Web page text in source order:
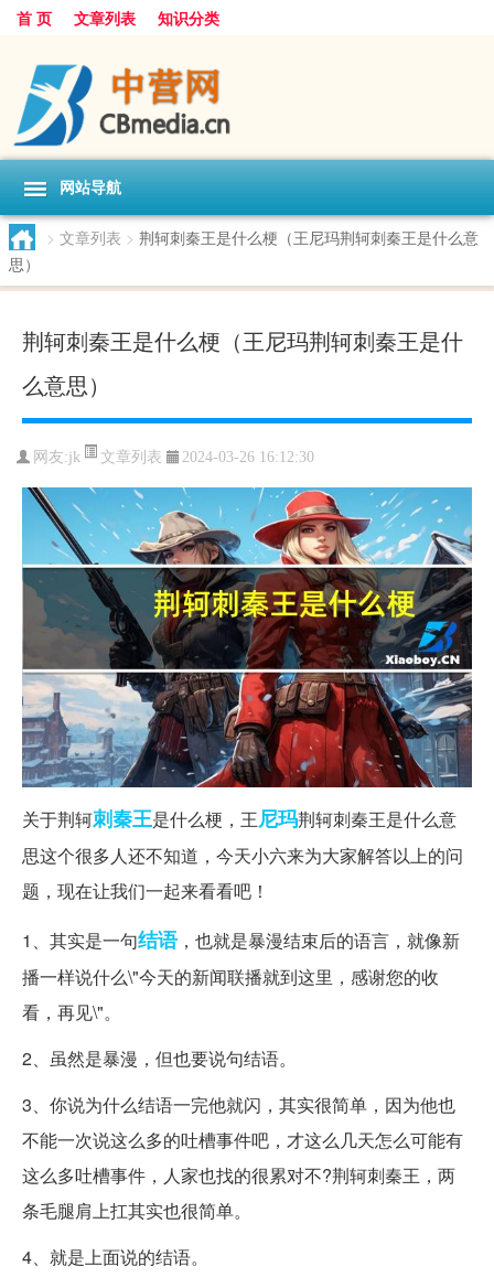
首 页 文章列表 知识分类
网站导航
> 文章列表 > 荆轲刺秦王是什么梗（王尼玛荆轲刺秦王是什么意
思）
荆轲刺秦王是什么梗（王尼玛荆轲刺秦王是什
么意思）
网友:jk 文章列表 2024-03-26 16:12:30
关于荆轲刺秦王是什么梗，王尼玛荆轲刺秦王是什么意
思这个很多人还不知道，今天小六来为大家解答以上的问
题，现在让我们一起来看看吧！
1、其实是一句结语，也就是暴漫结束后的语言，就像新
播一样说什么\"今天的新闻联播就到这里，感谢您的收
看，再见\"。
2、虽然是暴漫，但也要说句结语。
3、你说为什么结语一完他就闪，其实很简单，因为他也
不能一次说这么多的吐槽事件吧，才这么几天怎么可能有
这么多吐槽事件，人家也找的很累对不?荆轲刺秦王，两
条毛腿肩上扛其实也很简单。
4、就是上面说的结语。